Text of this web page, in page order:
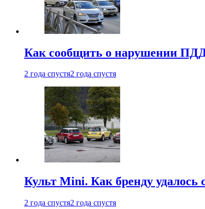
Как сообщить о нарушении
2 года спустя2 года спустя
Культ Mini. Как бренду удалось
2 года спустя2 года спустя